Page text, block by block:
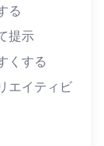
る
提示
くする
エイティビ